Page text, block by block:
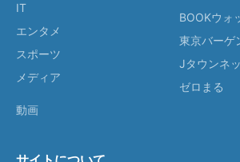
IT
エンタメ
スポーツ
メディア
動画
BOOKウォ
東京バーゲ
Jタウンネ
ゼロまる